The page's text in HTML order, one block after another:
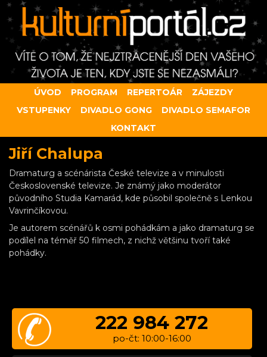
ÚVOD PROGRAM REPERTOÁR
ZÁJEZDY
VSTUPENKY
DIVADLO GONG
DIVADLO SEMAFOR
KONTAKT
Jiří Chalupa
Dramaturg a scénárista České televize a v minulosti
Československé televize. Je známý jako moderátor
původního Studia Kamarád, kde působil společně s Lenkou
Vavrinčíkovou.
Je autorem scénářů k osmi pohádkám a jako dramaturg se
podílel na téměř 50 filmech, z nichž většinu tvoří také
pohádky.
222 984 272
po-čt: 10:00-16:00